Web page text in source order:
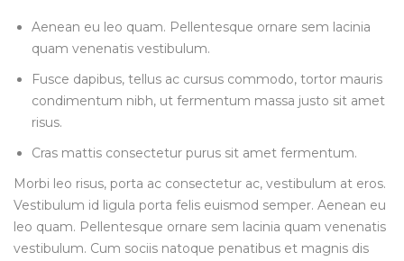
Aenean eu leo quam. Pellentesque ornare sem lacinia
quam venenatis vestibulum.
Fusce dapibus, tellus ac cursus commodo, tortor mauris
condimentum nibh, ut fermentum massa justo sit amet
risus.
Cras mattis consectetur purus sit amet fermentum.
Morbi leo risus, porta ac consectetur ac, vestibulum at eros.
Vestibulum id ligula porta felis euismod semper. Aenean eu
leo quam. Pellentesque ornare sem lacinia quam venenatis
vestibulum. Cum sociis natoque penatibus et magnis dis